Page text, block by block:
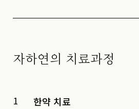
자하연의 치료과정
1 한약 치료